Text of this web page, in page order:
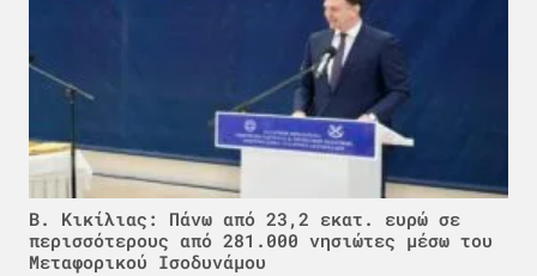
Β. Κικίλιας: Πάνω από 23,2 εκατ. ευρώ σε
περισσότερους από 281.000 νησιώτες μέσω του
Μεταφορικού Ισοδυνάμου